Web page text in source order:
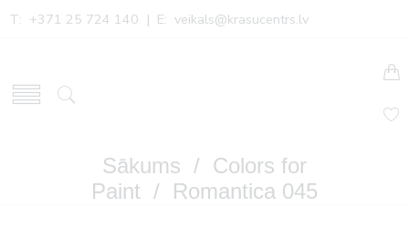
T: +371 25 724 140 | E: veikals@krasucentrs.lv
Sākums / Colors for
Paint / Romantica 045